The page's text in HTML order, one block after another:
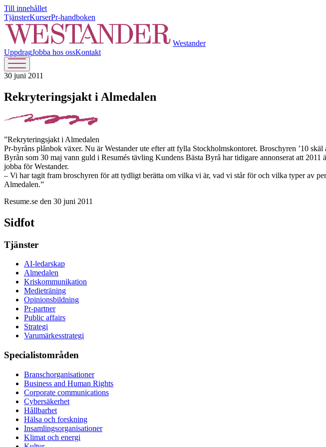
Till innehållet
TjänsterKurserPr-handboken
Westander
UppdragJobba hos ossKontakt
30 juni 2011
Rekryteringsjakt i Almedalen
”Rekryteringsjakt i Almedalen
Pr-byråns plånbok växer. Nu är Westander ute efter att fylla Stockholmskontoret. Broschyren ’10
Byrån som 30 maj vann guld i Resumés tävling Kundens Bästa Byrå har tidigare annonserat att
jobba för Westander.
– Vi har tagit fram broschyren för att tydligt berätta om vilka vi är, vad vi står för och vilka typer av
Almedalen.”
Resume.se den 30 juni 2011
Sidfot
Tjänster
AI-ledarskap
Almedalen
Kris­kommunikation
Medieträning
Opinionsbildning
Pr-partner
Public affairs
Strategi
Varumärkesstrategi
Specialistområden
Branschorganisationer
Business and Human Rights
Corporate communications
Cybersäkerhet
Hållbarhet
Hälsa och forskning
Insamlingsorganisationer
Klimat och energi